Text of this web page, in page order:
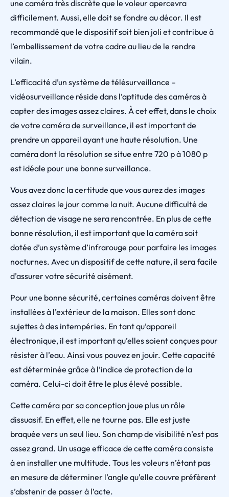
une caméra très discrète que le voleur apercevra
difficilement. Aussi, elle doit se fondre au décor. Il est
recommandé que le dispositif soit bien joli et contribue à
l’embellissement de votre cadre au lieu de le rendre
vilain.
L’efficacité d’un système de télésurveillance –
vidéosurveillance réside dans l’aptitude des caméras à
capter des images assez claires. À cet effet, dans le choix
de votre caméra de surveillance, il est important de
prendre un appareil ayant une haute résolution. Une
caméra dont la résolution se situe entre 720 p à 1080 p
est idéale pour une bonne surveillance.
Vous avez donc la certitude que vous aurez des images
assez claires le jour comme la nuit. Aucune difficulté de
détection de visage ne sera rencontrée. En plus de cette
bonne résolution, il est important que la caméra soit
dotée d’un système d’infrarouge pour parfaire les images
nocturnes. Avec un dispositif de cette nature, il sera facile
d’assurer votre sécurité aisément.
Pour une bonne sécurité, certaines caméras doivent être
installées à l’extérieur de la maison. Elles sont donc
sujettes à des intempéries. En tant qu’appareil
électronique, il est important qu’elles soient conçues pour
résister à l’eau. Ainsi vous pouvez en jouir. Cette capacité
est déterminée grâce à l’indice de protection de la
caméra. Celui-ci doit être le plus élevé possible.
Cette caméra par sa conception joue plus un rôle
dissuasif. En effet, elle ne tourne pas. Elle est juste
braquée vers un seul lieu. Son champ de visibilité n’est pas
assez grand. Un usage efficace de cette caméra consiste
à en installer une multitude. Tous les voleurs n’étant pas
en mesure de déterminer l’angle qu’elle couvre préfèrent
s’abstenir de passer à l’acte.